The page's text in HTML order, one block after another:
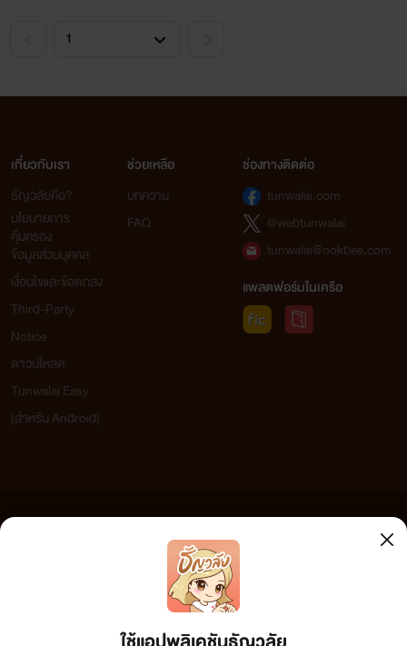
เกี่ยวกับเรา
ธัญวลัยคือ?
นโยบายการ
คุ้มครอง
ข้อมูลส่วนบุคคล
เงื่อนไขและข้อตกลง
Third-Party
Notice
ดาวน์โหลด
Tunwalai Easy
(สำหรับ Android)
ช่วยเหลือ
บทความ
FAQ
ช่องทางติดต่อ
tunwalai.com
@webtunwalai
tunwalai@ookbee.com
แพลตฟอร์มในเครือ
เว็บไซต์แห่งนี้ไม่ได้เห็นด้วยและไม่ขอรับผิดชอบต่อข้อความใดๆ ทั้งสิ้น ดังนั้นผู้อ่านทุกท่านโปรดใช้
วิจารณญาณในการกลั่นกรองด้วยตนเอง และหากท่านพบข้อความใดๆ ที่ขัดต่อกฎหมายและศีลธรรม
เพื่อทีมงานจะได้ดำเนินการในทันที ทั้งนี้ ทางเว็บไซต์ขอสงวน
ลิขสิทธิ์ตามพระราชบัญญัติลิขสิทธิ์ (ฉบับเพิ่มเติม) พ.ศ.2558